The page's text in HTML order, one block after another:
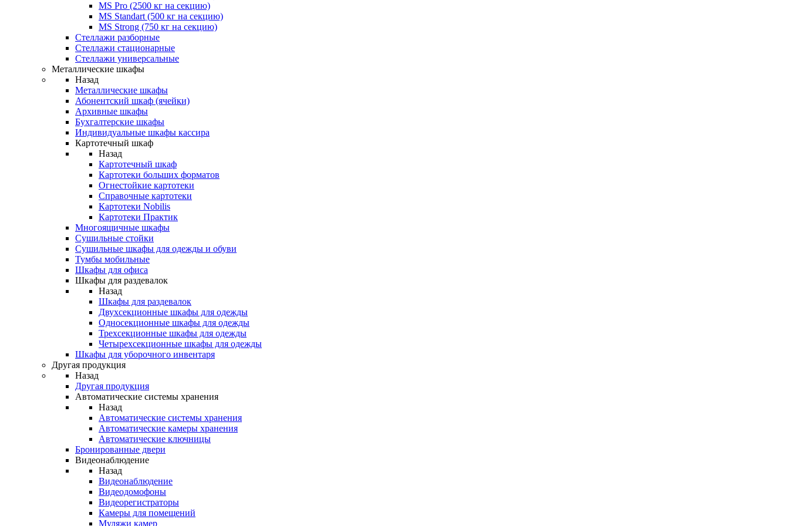
MS Pro (2500 кг на секцию)
MS Standart (500 кг на секцию)
MS Strong (750 кг на секцию)
Стеллажи разборные
Стеллажи стационарные
Стеллажи универсальные
Металлические шкафы
Назад
Металлические шкафы
Абонентский шкаф (ячейки)
Архивные шкафы
Бухгалтерские шкафы
Индивидуальные шкафы кассира
Картотечный шкаф
Назад
Картотечный шкаф
Картотеки больших форматов
Огнестойкие картотеки
Справочные картотеки
Картотеки Nobilis
Картотеки Практик
Многоящичные шкафы
Сушильные стойки
Сушильные шкафы для одежды и обуви
Тумбы мобильные
Шкафы для офиса
Шкафы для раздевалок
Назад
Шкафы для раздевалок
Двухсекционные шкафы для одежды
Односекционные шкафы для одежды
Трехсекционные шкафы для одежды
Четырехсекционные шкафы для одежды
Шкафы для уборочного инвентаря
Другая продукция
Назад
Другая продукция
Автоматические системы хранения
Назад
Автоматические системы хранения
Автоматические камеры хранения
Автоматические ключницы
Бронированные двери
Видеонаблюдение
Назад
Видеонаблюдение
Видеодомофоны
Видеорегистраторы
Камеры для помещений
Муляжи камер